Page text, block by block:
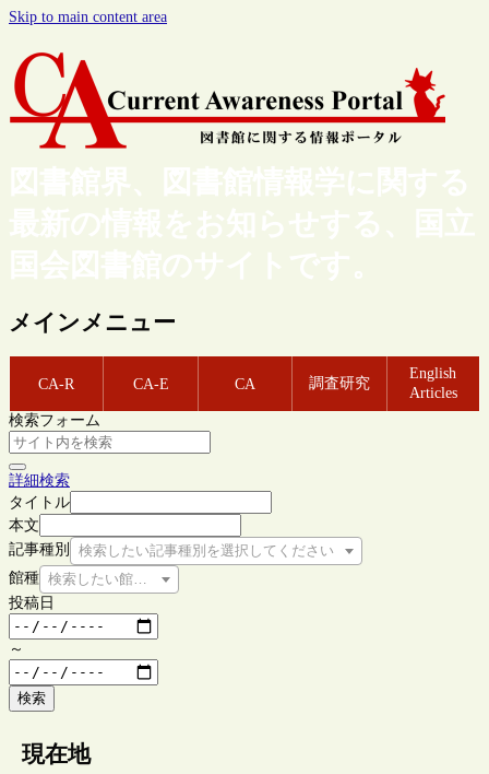
Skip to main content area
図書館界、図書館情報学に関する
最新の情報をお知らせする、国立
国会図書館のサイトです。
メインメニュー
CA-R CA-E CA 調査研究
English
Articles
検索フォーム
詳細検索
タイトル
本文
記事種別
検索したい記事種別を選択してください
館種 検索したい館種を選択してください
投稿日
～
検索
現在地